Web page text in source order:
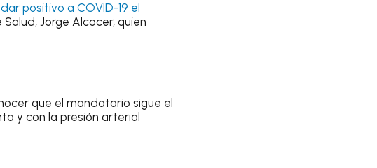
positivo a COVID-19 el
Jorge Alcocer, quien
que el mandatario sigue el
y con la presión arterial